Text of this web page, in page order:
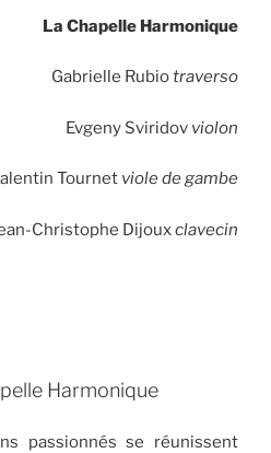
La Chapelle Harmonique
Gabrielle Rubiotraverso
Evgeny Sviridov violon
Tournet viole de gambe
Christophe Dijouxclavecin
Harmonique
passionnés se réunissent